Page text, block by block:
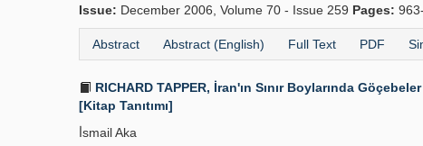
Issue: December 2006, Volume 70 - Issue 259 Pages:
Abstract Abstract (English) Full Text PDF
RICHARD TAPPER, İran'ın Sınır Boylarında
[Kitap Tanıtımı]
İ̇smail Aka